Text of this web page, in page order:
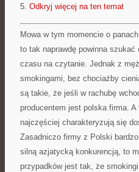
5. Odkryj więcej na ten temat
Mowa w tym momencie o
to tak naprawdę powinna
czasu na czytanie. Jednak z
smokingami, bez chociażby
są takie, że jeśli w rachubę
producentem jest polska firma.
najczęściej charakteryzują się
Zasadniczo firmy z Polski
silną azjatycką konkurencją, to
przypadków jest tak, że